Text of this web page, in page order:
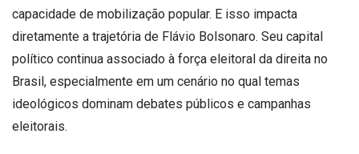
capacidade de mobilização popular. E isso impacta
diretamente a trajetória de Flávio Bolsonaro. Seu capital
político continua associado à força eleitoral da direita no
Brasil, especialmente em um cenário no qual temas
ideológicos dominam debates públicos e campanhas
eleitorais.